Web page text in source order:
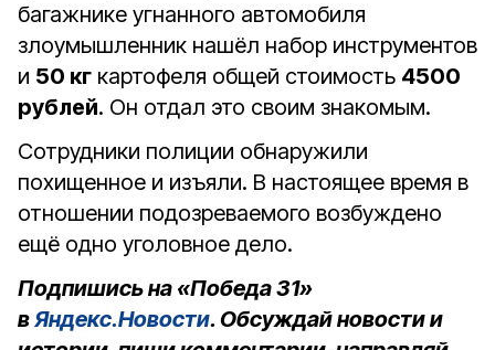
багажнике угнанного автомобиля
злоумышленник нашёл набор инструментов
и 50 кг картофеля общей стоимость 4500
рублей. Он отдал это своим знакомым.
Сотрудники полиции обнаружили
похищенное и изъяли. В настоящее время в
отношении подозреваемого возбуждено
ещё одно уголовное дело.
Подпишись на «Победа 31»
вЯндекс.Новости. Обсуждай новости и